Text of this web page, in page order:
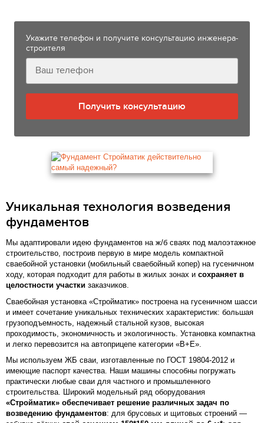
Укажите телефон и получите консультацию инженера-
строителя
Получить консультацию
Уникальная технология возведения
фундаментов
Мы адаптировали идею фундаментов на ж/б сваях под малоэтажное
строительство, построив первую в мире модель компактной
сваебойной установки (мобильный сваебойный копер) на гусеничном
ходу, которая подходит для работы в жилых зонах и сохраняет в
целостности участки заказчиков.
Сваебойная установка «Стройматик» построена на гусеничном шасси
и имеет сочетание уникальных технических характеристик: большая
грузоподъемность, надежный стальной кузов, высокая
проходимость, экономичность и экологичность. Установка компактна
и легко перевозится на автоприцепе категории «В+Е».
Мы используем ЖБ сваи, изготавленные по ГОСТ 19804-2012 и
имеющие паспорт качества. Наши машины способны погружать
практически любые сваи для частного и промышленного
строительства. Широкий модельный ряд оборудования
«Стройматик» обеспечивает решение различных задач по
возведению фундаментов: для брусовых и щитовых строений —